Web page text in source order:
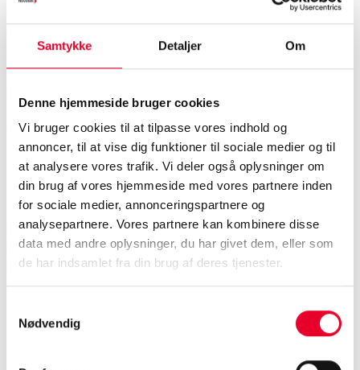
Samtykke Detaljer Om
Denne hjemmeside bruger cookies
Vi bruger cookies til at tilpasse vores indhold og
annoncer, til at vise dig funktioner til sociale medier og til
at analysere vores trafik. Vi deler også oplysninger om
din brug af vores hjemmeside med vores partnere inden
for sociale medier, annonceringspartnere og
analysepartnere. Vores partnere kan kombinere disse
data med andre oplysninger, du har givet dem, eller som
de har indsamlet fra din brug af deres tjenester.
Nødvendig
OPC-routeren er nu i stand til at skrive cirka 2.500 inserts i
sekundet. Det betyder, at OPC-routeren kan skrive selv
databaser uden problemer og uden at nå sin
ydeevnegrænse.
OPC UA 1.05
OPC UA 1.05 er nu også understøttet i OPC Router 5.3.
Den nye OPC UA version har, især udvidet kommunikation
på MQTT- og PubSub-området. De nye muligheder kan
bruges sammen med OPC-routeren.
Mere sikkerhed for dine
data: Sikker redundans